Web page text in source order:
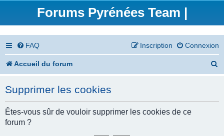
Forums Pyrénées Team |
FAQ Connexion
Inscription
Accueil du forum
Supprimer les cookies
Êtes-vous sûr de vouloir supprimer les cookies de ce
forum ?